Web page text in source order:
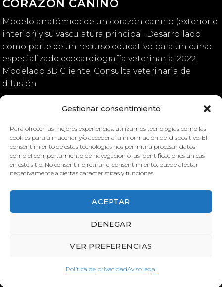
Gestionar consentimiento
Para ofrecer las mejores experiencias, utilizamos tecnologías como las
cookies para almacenar y/o acceder a la información del dispositivo. El
consentimiento de estas tecnologías nos permitirá procesar datos
como el comportamiento de navegación o las identificaciones únicas
en este sitio. No consentir o retirar el consentimiento, puede afectar
negativamente a ciertas características y funciones.
ACEPTAR
DENEGAR
VER PREFERENCIAS
Política de privacidadAviso legal
CORAZÓN CANINO
Modelo anatómico de un corazón canino (exterior e
interior) y su vasculatura principal. Desarrollado
como parte de un recurso educativo para un curso
especializado ecocardiografía veterinaria. 2022.
Modelado 3D Cliente: Consulta veterinaria de
difusión
Corazón canino Corazón canino